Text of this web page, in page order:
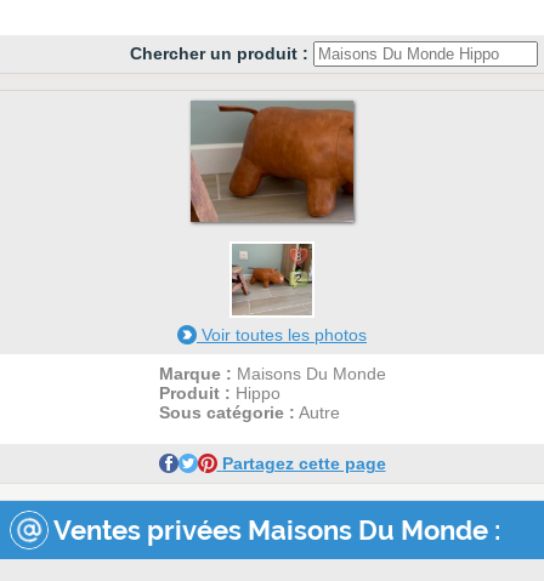
Chercher un produit :
8
2
Voir toutes les photos
Marque : Maisons Du Monde
Produit : Hippo
Sous catégorie : Autre
Partagez cette page
Ventes privées Maisons Du Monde :